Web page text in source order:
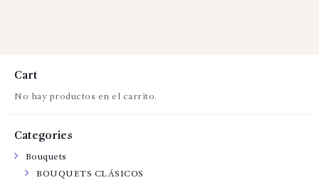
Cart
No hay productos en el carrito.
Categories
Bouquets
BOUQUETS CLÁSICOS